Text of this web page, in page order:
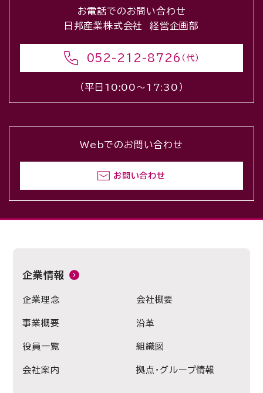
お電話でのお問い合わせ
日邦産業株式会社 経営企画部
052-212-8726 （代）
（平日10:00〜17:30）
Webでのお問い合わせ
お問い合わせ
企業情報
企業理念 会社概要
事業概要 沿革
役員一覧 組織図
会社案内 拠点・グループ情報